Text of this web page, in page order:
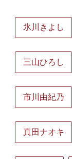
氷川きよし
三山ひろし
市川由紀乃
真田ナオキ